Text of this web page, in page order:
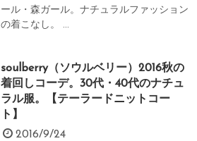
ール・森ガール。ナチュラルファッション
の着こなし。 ...
soulberry（ソウルベリー）2016秋の
着回しコーデ。30代・40代のナチュ
ラル服。【テーラードニットコー
ト】
2016/9/24